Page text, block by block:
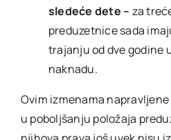
sledeće dete – za
preduzetnice sada
trajanju od dve godine
naknadu.
Ovim izmenama
u poboljšanju položaja